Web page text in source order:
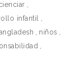
,
infantil ,
, niños ,
,